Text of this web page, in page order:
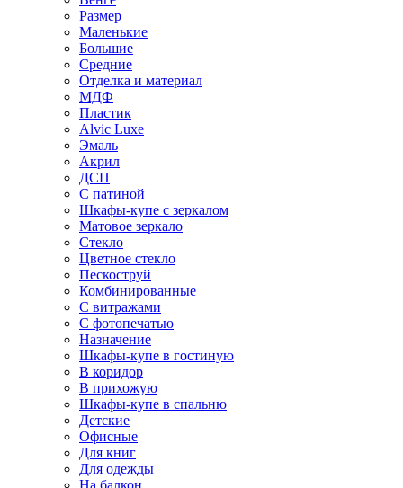
Размер
Маленькие
Большие
Средние
Отделка и материал
МДФ
Пластик
Alvic Luxe
Эмаль
Акрил
ДСП
С патиной
Шкафы-купе с зеркалом
Матовое зеркало
Стекло
Цветное стекло
Пескоструй
Комбинированные
С витражами
С фотопечатью
Назначение
Шкафы-купе в гостиную
В коридор
В прихожую
Шкафы-купе в спальню
Детские
Офисные
Для книг
Для одежды
На балкон